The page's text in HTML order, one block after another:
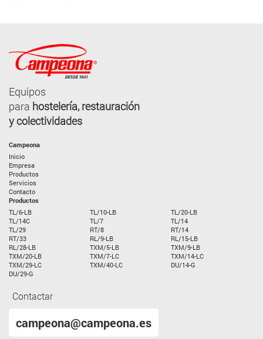
Equipos
para hostelería, restauración
y colectividades
Campeona
Inicio
Empresa
Productos
Servicios
Contacto
Productos
TL/6-LB
TL/10-LB
TL/20-LB
TL/14C
TL/7
TL/14
TL/29
RT/8
RT/14
RT/33
RL/9-LB
RL/15-LB
RL/28-LB
TXM/5-LB
TXM/9-LB
TXM/20-LB
TXM/7-LC
TXM/14-LC
TXM/29-LC
TXM/40-LC
DU/14-G
DU/29-G
Contactar
campeona@campeona.es